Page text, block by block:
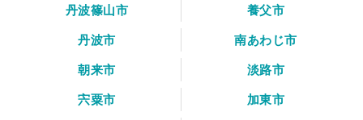
丹波篠山市
養父市
丹波市
南あわじ市
朝来市
淡路市
宍粟市
加東市